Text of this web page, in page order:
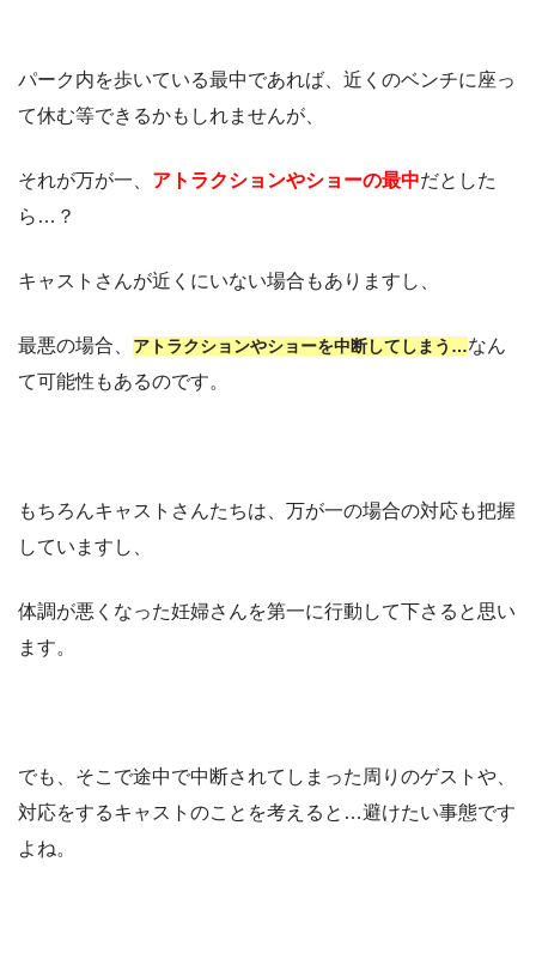
パーク内を歩いている最中であれば、近くのベンチに座っ
て休む等できるかもしれませんが、
それが万が一、 アトラクションやショーの最中だとした
ら…？
キャストさんが近くにいない場合もありますし、
最悪の場合、 アトラクションやショーを中断してしまう…なん
て可能性もあるのです。
もちろんキャストさんたちは、万が一の場合の対応も把握
していますし、
体調が悪くなった妊婦さんを第一に行動して下さると思い
ます。
でも、そこで途中で中断されてしまった周りのゲストや、
対応をするキャストのことを考えると…避けたい事態です
よね。